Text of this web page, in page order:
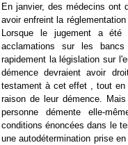
En janvier, des médecins ont
avoir enfreint la
Lorsque le jugement a
acclamations sur les
rapidement la législation sur
démence devraient avoir
testament à cet effet , tout
raison de leur démence.
personne démente elle-
conditions énoncées dans le
une autodétermination prise